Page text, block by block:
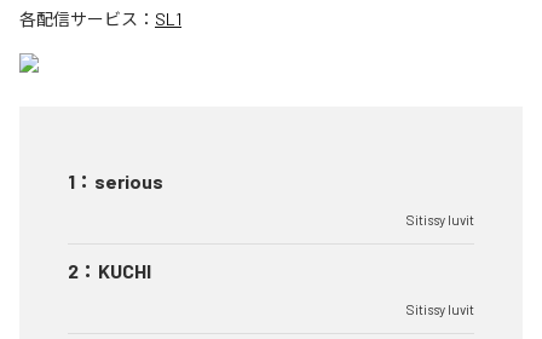
各配信サービス： SL1
1 ： serious
Sitissy luvit
2 ： KUCHI
Sitissy luvit